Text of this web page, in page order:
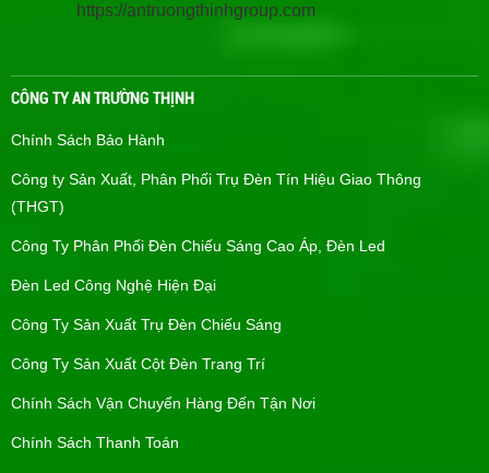
https://antruongthinhgroup.com
CÔNG TY AN TRƯỜNG THỊNH
Chính Sách Bảo Hành
Công ty Sản Xuất, Phân Phối Trụ Đèn Tín Hiệu Giao Thông
(THGT)
Công Ty Phân Phối Đèn Chiếu Sáng Cao Áp, Đèn Led
Đèn Led Công Nghệ Hiện Đại
Công Ty Sản Xuất Trụ Đèn Chiếu Sáng
Công Ty Sản Xuất Cột Đèn Trang Trí
Chính Sách Vận Chuyển Hàng Đến Tận Nơi
Chính Sách Thanh Toán